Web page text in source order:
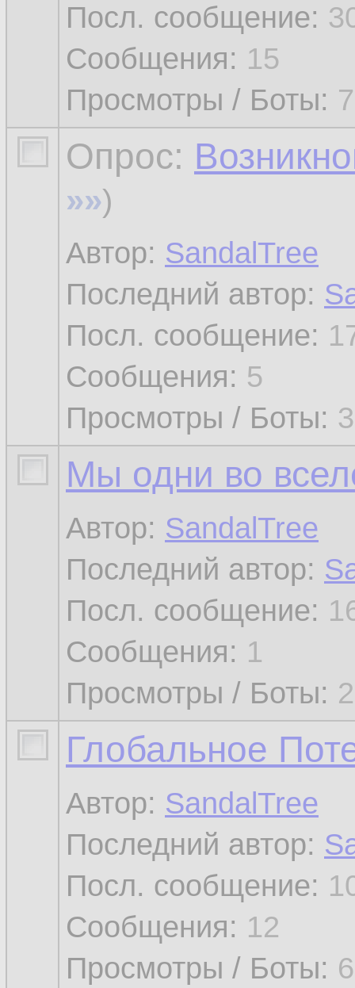
Посл. сообщение:
Сообщения: 15
Просмотры / Боты:
Опрос:
»»)
Автор: SandalTree
Последний автор:
Посл. сообщение:
Сообщения: 5
Просмотры / Боты:
Мы одни во
Автор: SandalTree
Последний автор:
Посл. сообщение:
Сообщения: 1
Просмотры / Боты:
Глобальное
Автор: SandalTree
Последний автор:
Посл. сообщение:
Сообщения: 12
Просмотры / Боты: